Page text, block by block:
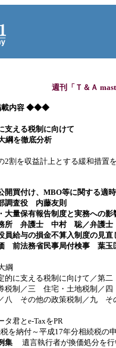
週刊「Ｔ＆Ａ
載内容 ◆◆◆
支える税制に向けて
綱を徹底分析
2割を収益計上とする緩和措
開買付け、MBO等に関する適
部調査役 内藤友則
大量保有報告制度と実務への影
務所 弁護士 中村 聡／
員給与の損金不算入制度の見
価 前法務省民事局付検事 葉玉
綱
に支える税制に向けて／第
税制／三 住宅・土地税制／
八 その他の政策税制／九
タ君とe-TaxをPR
税を納付～平成17年分相続税の
集
遺言執行者が換価処分を